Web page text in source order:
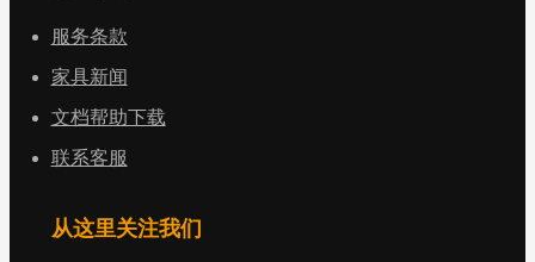
服务条款
家具新闻
文档帮助下载
联系客服
从这里关注我们